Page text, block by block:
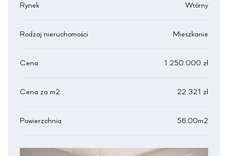
Rynek Wtórny
Rodzaj nieruchomości Mieszkanie
Cena 1 250 000 zł
Cena za m2 22 321 zł
Powierzchnia 56.00m2